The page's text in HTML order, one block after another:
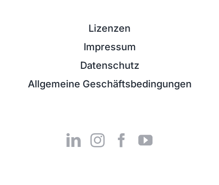
Lizenzen
Impressum
Datenschutz
Allgemeine Geschäftsbedingungen